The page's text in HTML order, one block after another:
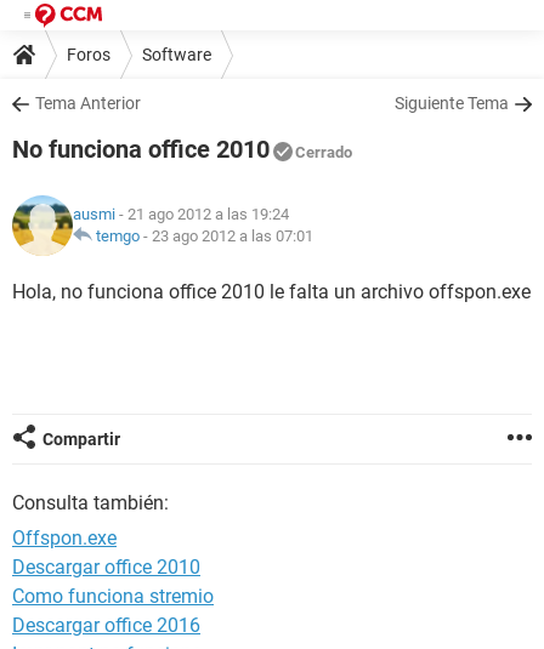
Foros Software
Tema Anterior Siguiente Tema
No funciona office 2010 Cerrado
ausmi - 21 ago 2012 a las 19:24
temgo - 23 ago 2012 a las 07:01
Hola, no funciona office 2010 le falta un archivo offspon.exe
Compartir
Consulta también:
Offspon.exe
Descargar office 2010
Como funciona stremio
Descargar office 2016